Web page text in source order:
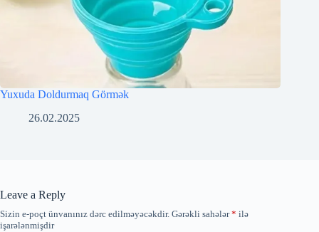
Yuxuda Doldurmaq Görmək
26.02.2025
Leave a Reply
Sizin e-poçt ünvanınız dərc edilməyəcəkdir. Gərəkli sahələr* ilə
işarələnmişdir